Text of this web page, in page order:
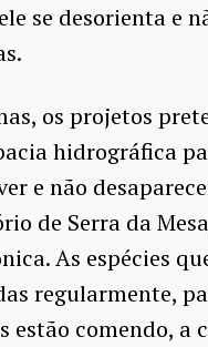
se desorienta e
os projetos
hidrográfica
e não
de Serra da
As espécies
regularmente,
estão comendo, a